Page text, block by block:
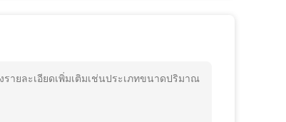
ายละเอียดเพิ่มเติมเช่นประเภทขนาดปริมาณ